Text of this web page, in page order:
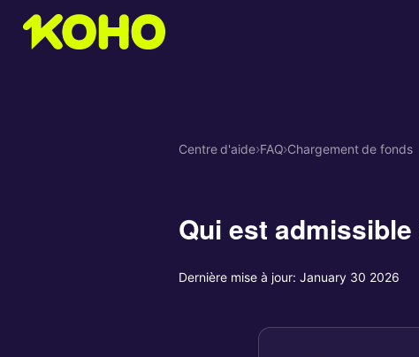
Centre d'aide›FAQ›Chargement de fonds
Qui est
Dernière mise à jour: January 30 2026